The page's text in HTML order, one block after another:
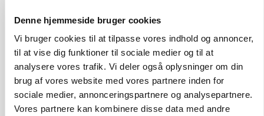
Denne hjemmeside bruger cookies
Vi bruger cookies til at tilpasse vores indhold og annoncer,
til at vise dig funktioner til sociale medier og til at
analysere vores trafik. Vi deler også oplysninger om din
brug af vores website med vores partnere inden for
sociale medier, annonceringspartnere og analysepartnere.
Vores partnere kan kombinere disse data med andre
9670, Løgstør
HØST-TOUR